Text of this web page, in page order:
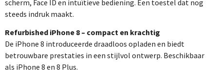
scherm, Face ID en intuïtieve bediening. Een toestel dat nog
steeds indruk maakt.
Refurbished iPhone 8 – compact en krachtig
De iPhone 8 introduceerde draadloos opladen en biedt
betrouwbare prestaties in een stijlvol ontwerp. Beschikbaar
als iPhone 8 en 8 Plus.